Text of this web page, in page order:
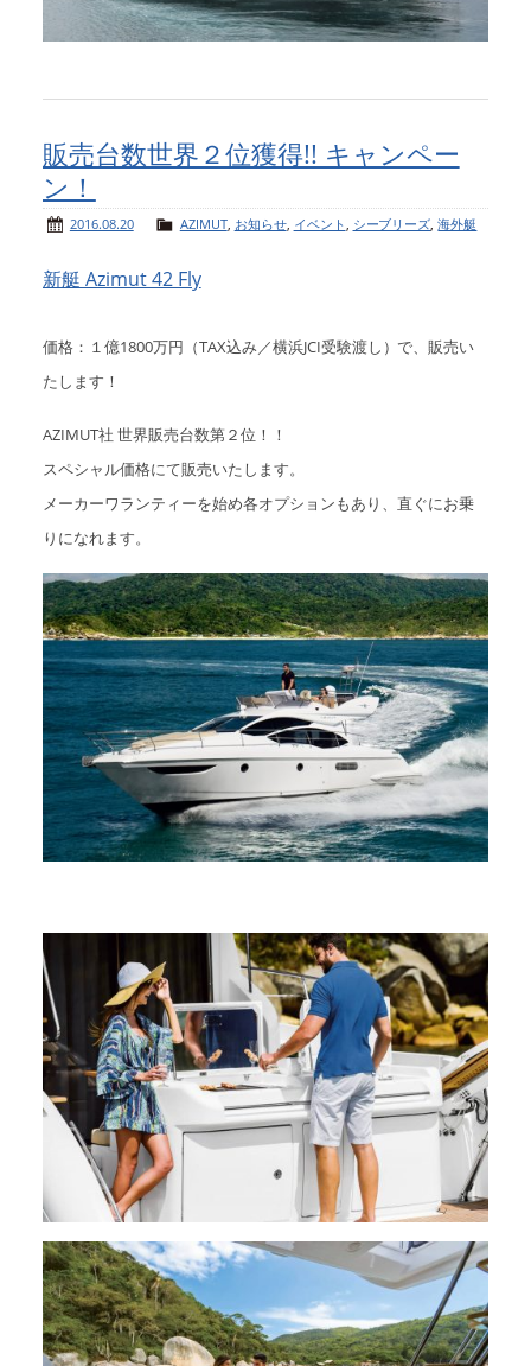
販売台数世界２位獲得!! キャンペー
ン！
2016.08.20 AZIMUT, お知らせ, イベント シーブリーズ ,海外艇
新艇 Azimut 42 Fly
価格：１億1800万円（TAX込み／横浜JCI受験渡し）で、販売い
たします！
AZIMUT社 世界販売台数第２位！！
スペシャル価格にて販売いたします。
メーカーワランティーを始め各オプションもあり、直ぐにお乗
りになれます。